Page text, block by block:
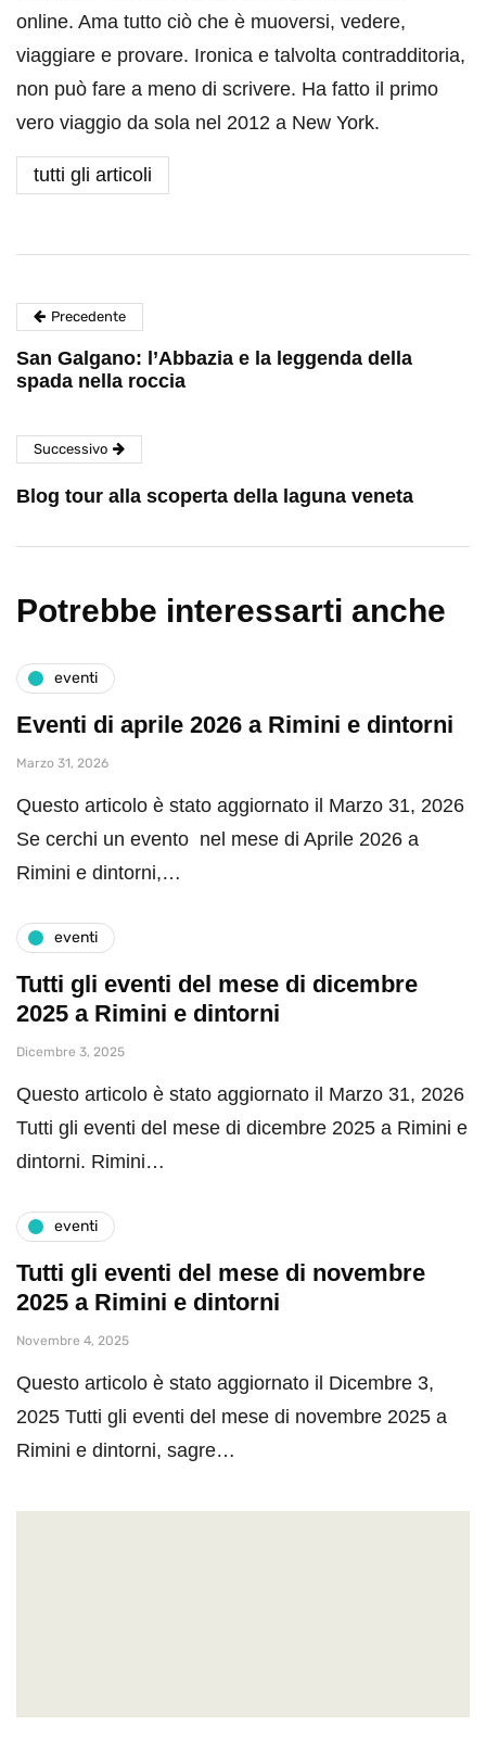
online. Ama tutto ciò che è muoversi, vedere,
viaggiare e provare. Ironica e talvolta contradditoria,
non può fare a meno di scrivere. Ha fatto il primo
vero viaggio da sola nel 2012 a New York.
tutti gli articoli
Precedente
San Galgano: l’Abbazia e la leggenda della
spada nella roccia
Successivo
Blog tour alla scoperta della laguna veneta
Potrebbe interessarti anche
eventi
Eventi di aprile 2026 a Rimini e dintorni
Marzo 31, 2026
Questo articolo è stato aggiornato il Marzo 31, 2026
Se cerchi un evento nel mese di Aprile 2026 a
Rimini e dintorni,…
eventi
Tutti gli eventi del mese di dicembre
2025 a Rimini e dintorni
Dicembre 3, 2025
Questo articolo è stato aggiornato il Marzo 31, 2026
Tutti gli eventi del mese di dicembre 2025 a Rimini e
dintorni. Rimini…
eventi
Tutti gli eventi del mese di novembre
2025 a Rimini e dintorni
Novembre 4, 2025
Questo articolo è stato aggiornato il Dicembre 3,
2025 Tutti gli eventi del mese di novembre 2025 a
Rimini e dintorni, sagre…